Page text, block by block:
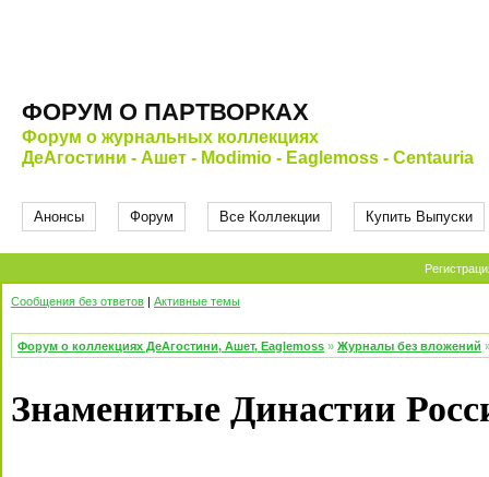
ФОРУМ О ПАРТВОРКАХ
Форум о журнальных коллекциях
ДеАгостини - Ашет - Modimio - Eaglemoss - Centauria
Анонсы Форум Все Коллекции Купить Выпуски
Сообщения без ответов | Активные темы
Форум о коллекциях ДеАгостини, Ашет, Eaglemoss » Журналы без вложений
Знаменитые Династии